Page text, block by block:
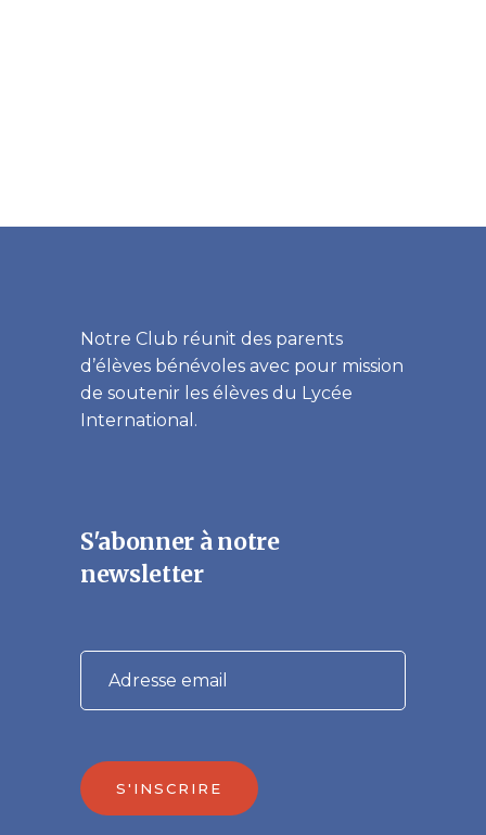
Notre Club réunit des parents
d’élèves bénévoles avec pour mission
de soutenir les élèves du Lycée
International.
S'abonner à notre
newsletter
S'INSCRIRE